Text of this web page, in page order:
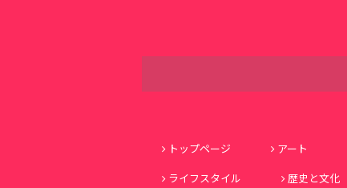
トップページ
アート
ライフスタイル
歴史と文化